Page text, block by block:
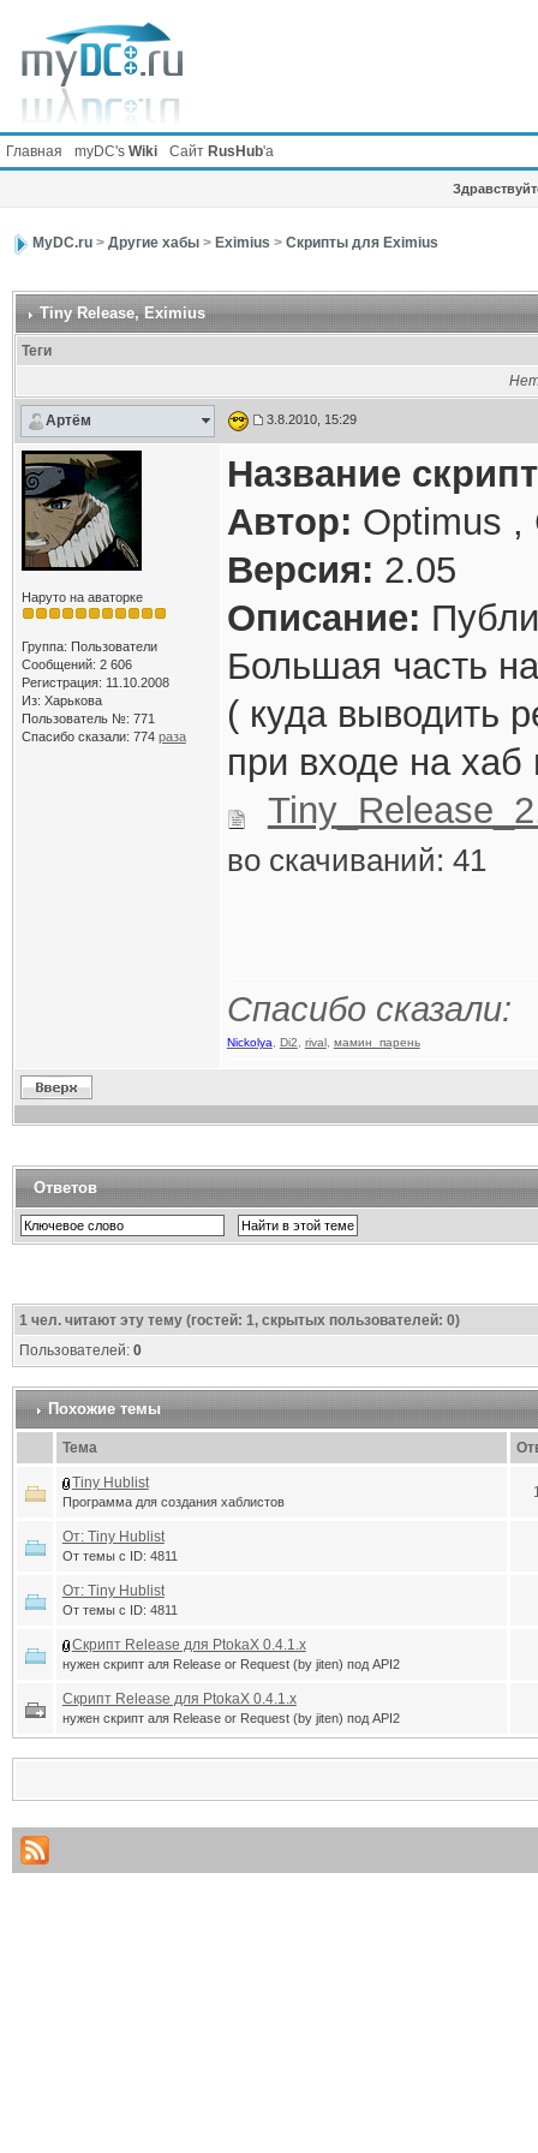
Главная myDC's Wiki Сайт RusHub'а
MyDC.ru> Другие хабы> Eximius > Скрипты для Eximius
Tiny Release, Eximius
Теги
Артём 3.8.2010, 15:29
Наруто на аваторке
Группа: Пользователи
Сообщений: 2 606
Регистрация: 11.10.2008
Из: Харькова
Пользователь №: 771
Спасибо сказали: 774 раза
Название
Автор: Optimus ,
Версия: 2.05
Описание:
Большая часть
( куда выводить
при входе на
во скачиваний: 41
Спасибо сказали:
Nickolya Di2 rival, мамин_парень
Ответов
1чел. читают эту тему (гостей: 1, скрытых пользователей: 0)
Пользователей: 0
Похожие темы
Тема
Tiny Hublist
Программа для создания хаблистов
От: Tiny Hublist
От темы с ID: 4811
От: Tiny Hublist
От темы с ID: 4811
Скрипт Release для PtokaX 0.4.1.x
нужен скрипт аля Release or Request (by jiten) под API2
Скрипт Release для PtokaX 0.4.1.x
нужен скрипт аля Release or Request (by jiten) под API2